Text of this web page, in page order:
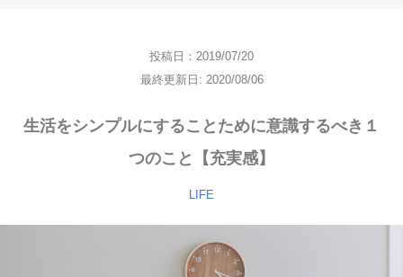
投稿日：2019/07/20
最終更新日: 2020/08/06
生活をシンプルにすることために意識するべき１
つのこと【充実感】
LIFE